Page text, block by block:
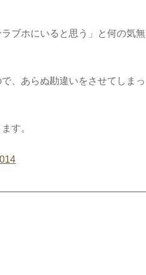
ブホにいると思う」と何の気無
、あらぬ勘違いをさせてしまっ
す。